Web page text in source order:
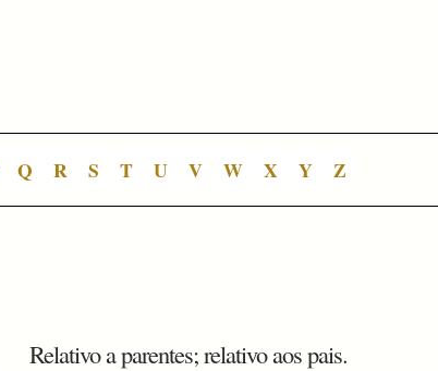
Q R S T U V W X Y Z
Relativo a parentes; relativo aos pais.